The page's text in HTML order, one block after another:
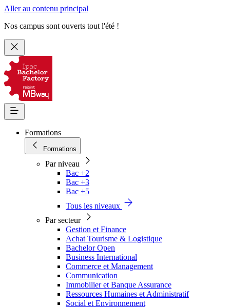
Aller au contenu principal
Nos campus sont ouverts tout l'été !
Formations
Formations
Par niveau
Bac +2
Bac +3
Bac +5
Tous les niveaux
Par secteur
Gestion et Finance
Achat Tourisme & Logistique
Bachelor Open
Business International
Commerce et Management
Communication
Immobilier et Banque Assurance
Ressources Humaines et Administratif
Social et Environnement